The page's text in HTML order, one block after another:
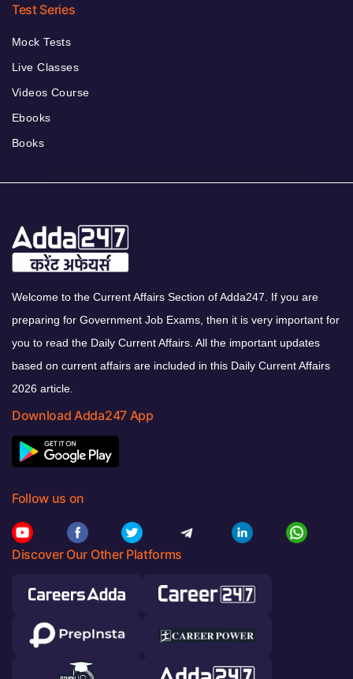
Test Series
Mock Tests
Live Classes
Videos Course
Ebooks
Books
Welcome to the Current Affairs Section of Adda247. If you are
preparing for Government Job Exams, then it is very important for
you to read the Daily Current Affairs. All the important updates
based on current affairs are included in this Daily Current Affairs
2026 article.
Download Adda247 App
Follow us on
Discover Our Other Platforms